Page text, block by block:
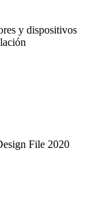
y dispositivos
File 2020